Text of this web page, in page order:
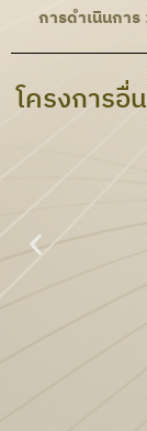
การดำเนินการ
โครงการอื่